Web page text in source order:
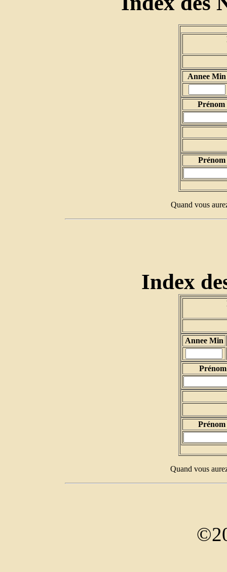
Annee Min
Prénom
Prénom
Quand vous
Index
Annee Min
Prénom
Quand vous